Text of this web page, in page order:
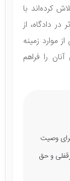
کرده‌اند با
دادگاه، از
موارد زمینه
را فراهم
وصیت
و حق